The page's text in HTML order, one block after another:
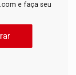
e faça seu